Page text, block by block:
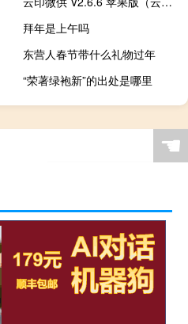
拜年是上午吗
东营人春节带什么礼物过年
“荣著绿袍新”的出处是哪里
☚